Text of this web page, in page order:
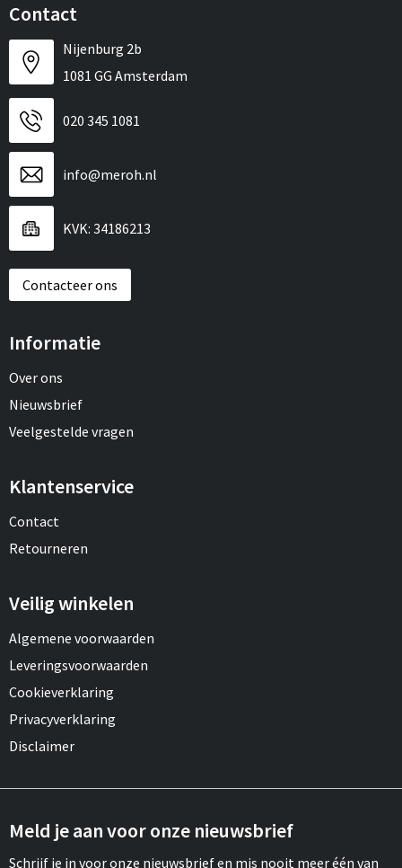
Contact
Nijenburg 2b
1081 GG Amsterdam
020 345 1081
info@meroh.nl
KVK: 34186213
Contacteer ons
Informatie
Over ons
Nieuwsbrief
Veelgestelde vragen
Klantenservice
Contact
Retourneren
Veilig winkelen
Algemene voorwaarden
Leveringsvoorwaarden
Cookieverklaring
Privacyverklaring
Disclaimer
Meld je aan voor onze nieuwsbrief
Schrijf je in voor onze nieuwsbrief en mis nooit meer één van